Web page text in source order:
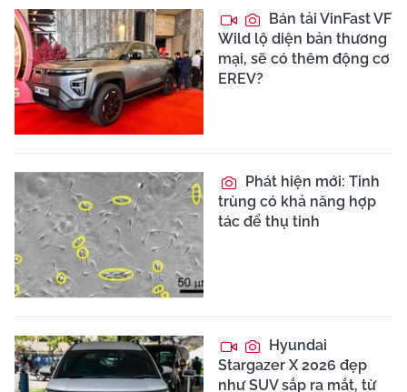
Bán tải VinFast VF
Wild lộ diện bản thương
mại, sẽ có thêm động cơ
EREV?
Phát hiện mới: Tinh
trùng có khả năng hợp
tác để thụ tinh
Hyundai
Stargazer X 2026 đẹp
như SUV sắp ra mắt, từ